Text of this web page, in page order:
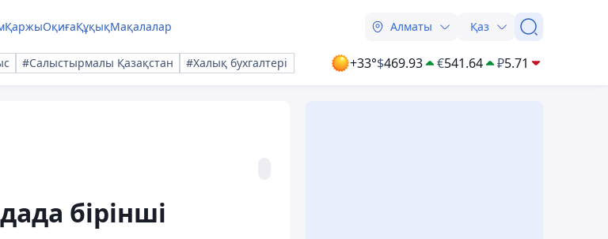
ҚаржыОқиғаҚұқықМақалалар Алматы Қаз
#Салыстырмалы Қазақстан #Халық бухгалтері +33°$469.93 €541.64 ₽5.71
бірінші